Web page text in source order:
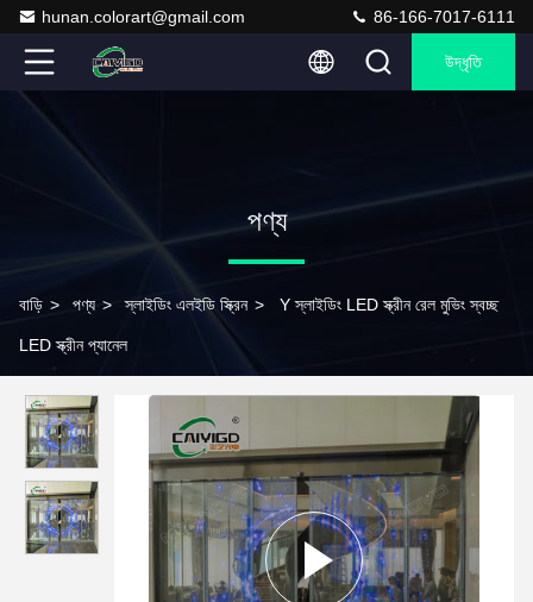
hunan.colorart@gmail.com 86-166-7017-6111
উদ্ধৃতি
পণ্য
বাড়ি > পণ্য > স্লাইডিং এলইডি স্ক্রিন > Y স্লাইডিং LED স্ক্রীন রেল মুভিং স্বচ্ছ
LED স্ক্রীন প্যানেল